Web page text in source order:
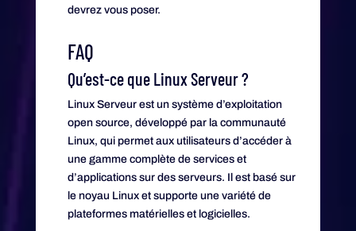
devrez vous poser.
FAQ
Qu’est-ce que Linux Serveur ?
Linux Serveur est un système d’exploitation
open source, développé par la communauté
Linux, qui permet aux utilisateurs d’accéder à
une gamme complète de services et
d’applications sur des serveurs. Il est basé sur
le noyau Linux et supporte une variété de
plateformes matérielles et logicielles.